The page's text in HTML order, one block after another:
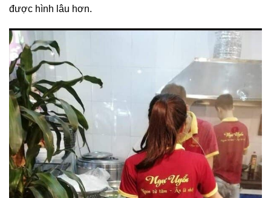
được hình lâu hơn.